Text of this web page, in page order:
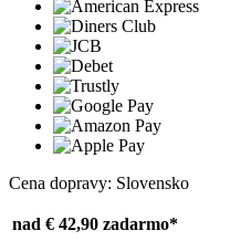
Cena dopravy: Slovensko
nad € 42,90 zadarmo*